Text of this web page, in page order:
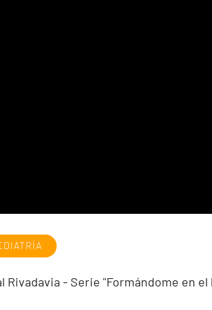
Rivadavia - Serie "Formándome en